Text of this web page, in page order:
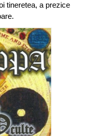
tineretea, a prezice